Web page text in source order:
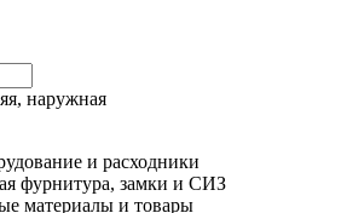
наружная
и расходники
фурнитура, замки и СИЗ
материалы и товары